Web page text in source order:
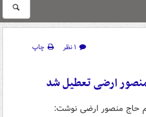
۱ نظر
چاپ
ارضی تعطیل شد
حاج منصور ارضی نوشت: